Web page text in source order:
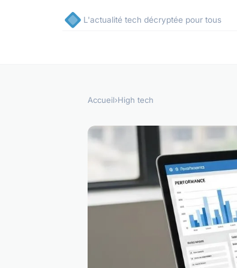
L'actualité tech décryptée pour tous
Accueil›High tech